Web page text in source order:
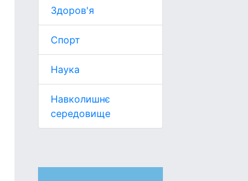
Здоров'я
Спорт
Наука
Навколишнє
середовище